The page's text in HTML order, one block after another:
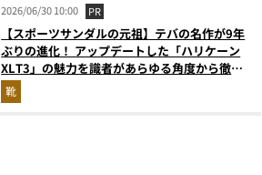
2026/06/30 10:00 PR
【スポーツサンダルの元祖】テバの名作が9年
ぶりの進化！ アップデートした「ハリケーン
XLT3」の魅力を識者があらゆる角度から徹底
解説！
靴